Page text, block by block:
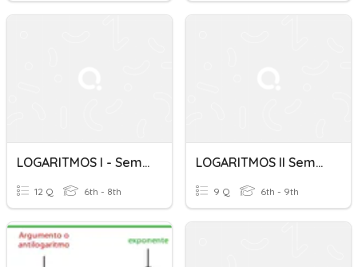
LOGARITMOS I - Sem 38
12 Q 6th - 8th
LOGARITMOS II Sem39 4°
9 Q 6th - 9th